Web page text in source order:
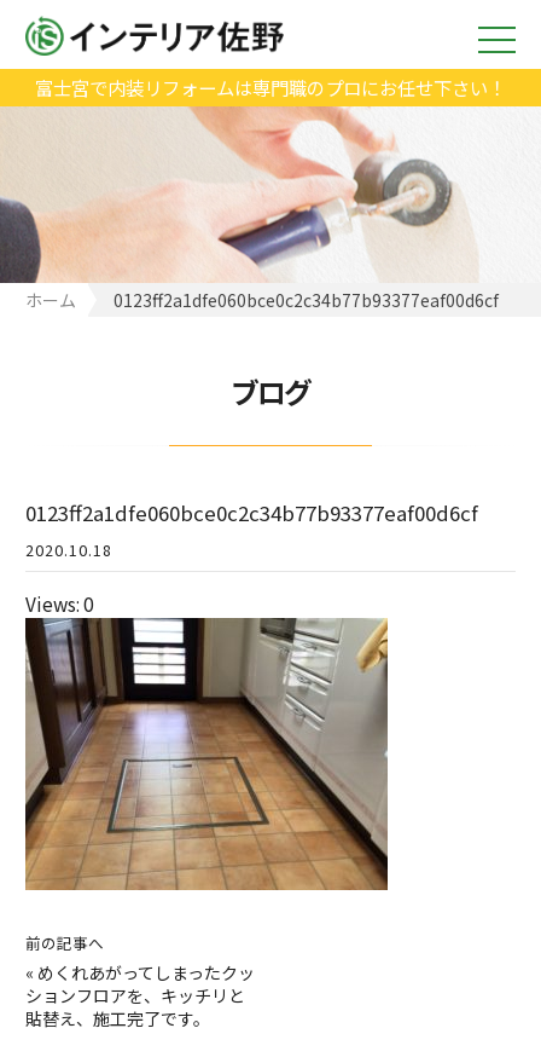
富士宮で内装リフォームは専門職のプロにお任せ下さい！
ホーム 0123ff2a1dfe060bce0c2c34b77b93377eaf00d6cf
ブログ
0123ff2a1dfe060bce0c2c34b77b93377eaf00d6cf
2020.10.18
Views: 0
前の記事へ
« めくれあがってしまったクッ
ションフロアを、キッチリと
貼替え、施工完了です。